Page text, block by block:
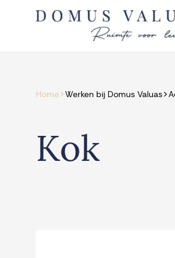
Home> Werken bij Domus Valuas>
Kok